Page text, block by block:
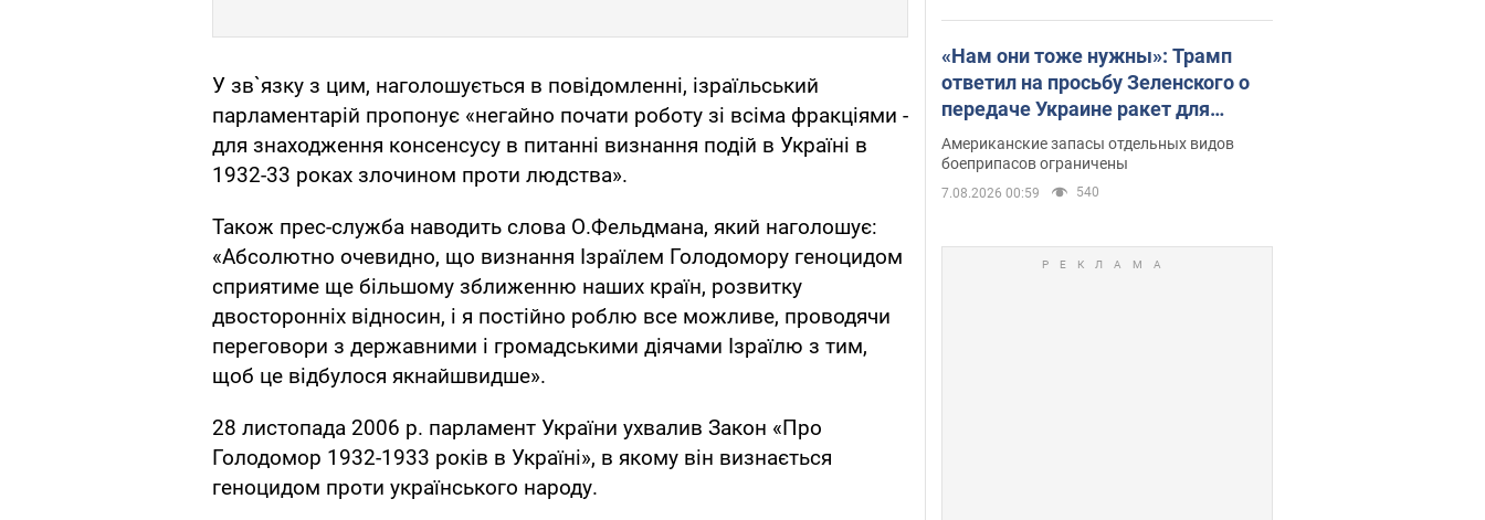
У зв`язку з цим, наголошується в повідомленні, ізраїльський
парламентарій пропонує «негайно почати роботу зі всіма фракціями -
для знаходження консенсусу в питанні визнання подій в Україні в
1932-33 роках злочином проти людства».
Також прес-служба наводить слова О.Фельдмана, який наголошує:
«Абсолютно очевидно, що визнання Ізраїлем Голодомору геноцидом
сприятиме ще більшому зближенню наших країн, розвитку
двосторонніх відносин, і я постійно роблю все можливе, проводячи
переговори з державними і громадськими діячами Ізраїлю з тим,
щоб це відбулося якнайшвидше».
28 листопада 2006 р. парламент України ухвалив Закон «Про
Голодомор 1932-1933 років в Україні», в якому він визнається
геноцидом проти українського народу.
«Нам они тоже нужны»: Трамп
ответил на просьбу Зеленского о
передаче Украине ракет для
Patriot
Американские запасы отдельных видов
боеприпасов ограничены
7.08.2026 00:59 540